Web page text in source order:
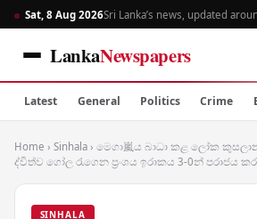
Sat, 8 Aug 2026Sri Lanka’s news, updated
LankaNewspapers
Latest General Politics Crime
Home › Sinhala › මෙගා嵐ය බාධා කළ ලෝක
ද්විත්ව ගෝල රැගෙන ප්‍රංශය ඉරාකය 3-0න් පරාජය
SINHALA